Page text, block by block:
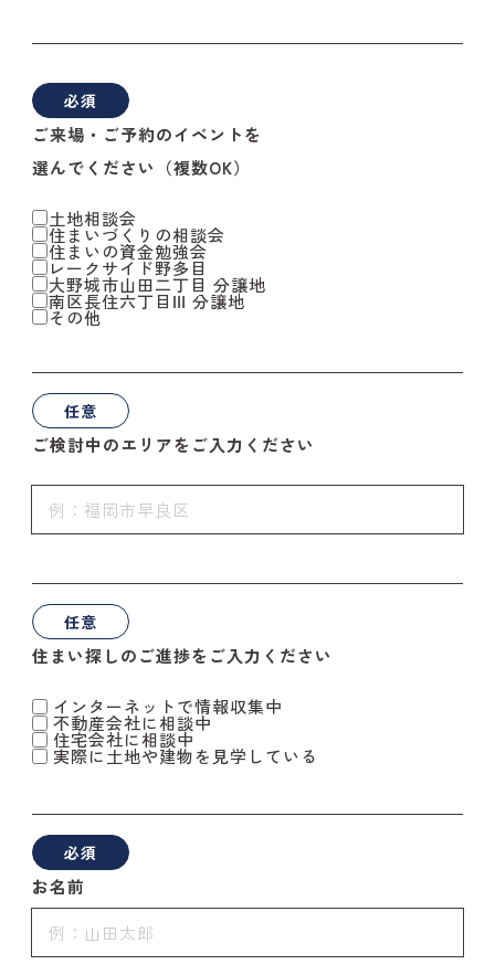
必須
ご来場・ご予約のイベントを
選んでください（複数OK）
土地相談会
住まいづくりの相談会
住まいの資金勉強会
レークサイド野多目
大野城市山田二丁目 分譲地
南区長住六丁目Ⅲ 分譲地
その他
任意
ご検討中のエリアをご入力ください
任意
住まい探しのご進捗をご入力ください
インターネットで情報収集中
不動産会社に相談中
住宅会社に相談中
実際に土地や建物を見学している
必須
お名前